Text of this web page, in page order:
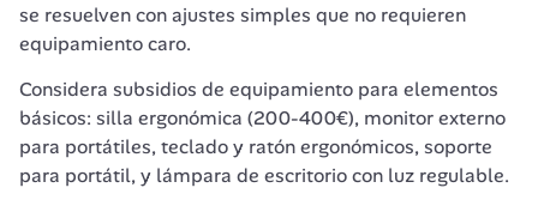
se resuelven con ajustes simples que no requieren
equipamiento caro.
Considera subsidios de equipamiento para elementos
básicos: silla ergonómica (200-400€), monitor externo
para portátiles, teclado y ratón ergonómicos, soporte
para portátil, y lámpara de escritorio con luz regulable.